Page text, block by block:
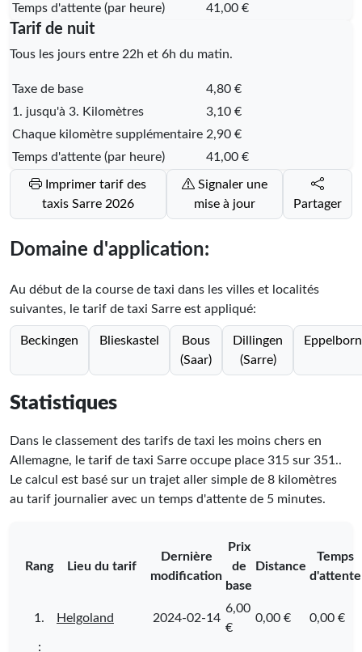
Temps d'attente (par heure)
41,00 €
Tarif de nuit
Tous les jours entre 22h et 6h du matin.
Taxe de base
4,80 €
1. jusqu'à 3. Kilomètres
3,10 €
Chaque kilomètre supplémentaire 2,90 €
Temps d'attente (par heure)
41,00 €
taxis Sarre 2026
Signaler une
mise à jour
Partager
Domaine d'application:
Au début de la course de taxi dans les villes et localités
suivantes, le tarif de taxi Sarre est appliqué:
Beckingen Blieskastel
Bous
(Saar)
Dillingen
(Sarre)
Eppelborn
Statistiques
Dans le classement des tarifs de taxi les moins chers en
Allemagne, le tarif de taxi Sarre occupe place 315 sur 351..
Le calcul est basé sur un trajet aller simple de 8 kilomètres
au tarif journalier avec un temps d'attente de 5 minutes.
Rang Lieu du tarif
Dernière
modification
Prix
de
base
Distance
Temps
d'attente
1. Helgoland 2024-02-14
6,00
€
0,00 € 0,00 €